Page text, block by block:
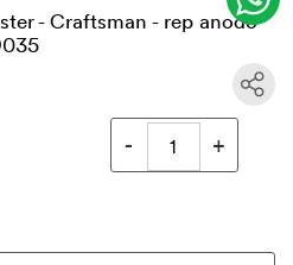
- Craftsman - rep anodo